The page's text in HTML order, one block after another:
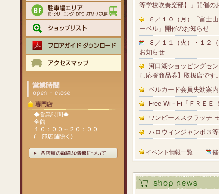
等学校吹奏楽部】」開催の
８／１０（月）「富士
ーベル」開催のお知らせ
８／１１（火）・１２
お知らせ
河口湖ショッピングセ
し応援商品券】取扱店です
ベルカード会員失効案
Free Wi－Fi「ＦＲＥＥ
ワンピーススクラッチ
ハロウィンジャンボ３
イベント情報一覧
◆営業時間◆
全館
１０：００～２０：００
(一部店舗除く)